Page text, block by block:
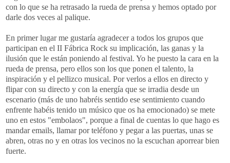
con lo que se ha retrasado la rueda de prensa y hemos optado por
darle dos veces al palique.
En primer lugar me gustaría agradecer a todos los grupos que
participan en el II Fábrica Rock su implicación, las ganas y la
ilusión que le están poniendo al festival. Yo he puesto la cara en la
rueda de prensa, pero ellos son los que ponen el talento, la
inspiración y el pellizco musical. Por verlos a ellos en directo y
fliparcon su directo y con la energía que se irradia desde un
escenario (más de uno habréis sentido ese sentimiento cuando
enfrente habéis tenido un músico que os ha emocionado) se mete
uno en estos "embolaos", porque a final de cuentas lo que hago es
mandaremails, llamar por teléfono y pegar a las puertas, unas se
abren, otras no y en otras los vecinos no la escuchan aporrear bien
fuerte.